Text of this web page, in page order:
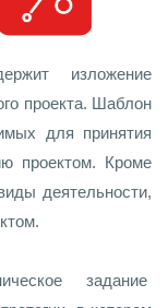
изложение
проекта. Шаблон
для принятия
проектом. Кроме
деятельности,
задание